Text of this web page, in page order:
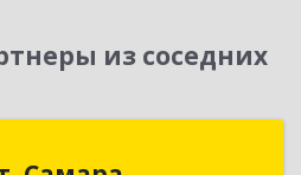
из соседних
Бит, Самара